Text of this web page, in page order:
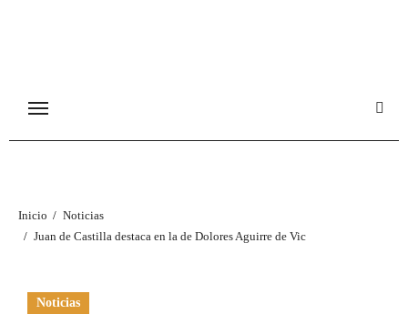
Inicio
Noticias
Juan de Castilla destaca en la de Dolores Aguirre de Vic
Noticias